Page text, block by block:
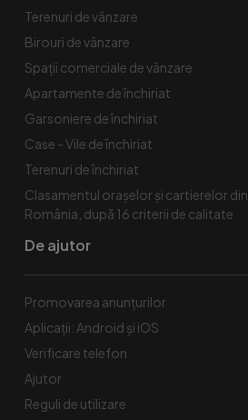
Terenuri de vânzare
Birouri de vânzare
Spaţii comerciale de vânzare
Apartamente de închiriat
Garsoniere de închiriat
Case - Vile de închiriat
Terenuri de închiriat
Clasamentul orașelor și cartierelor din
România, după 16 criterii de calitate
De ajutor
Promovarea anunțurilor
Aplicații: Android și iOS
Verificare telefon
Ajutor
Reguli de utilizare